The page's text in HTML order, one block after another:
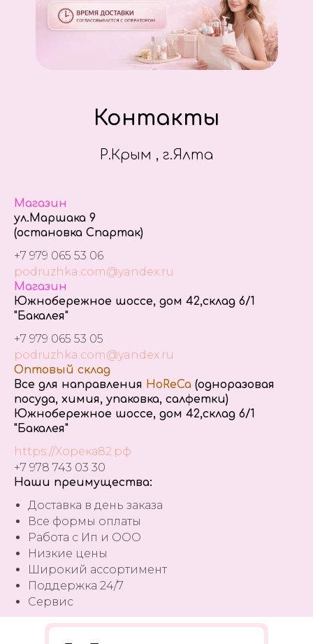
Контакты
Р.Крым , г.Ялта
Магазин
ул.Маршака 9
(остановка Спартак)
+7 979 065 53 06
podruzhka.com@yandex.ru
Магазин
Южнобережное шоссе, дом 42,склад 6/1
"Бакалея"
+7 979 065 53 05
podruzhka.com@yandex.ru
Оптовый склад
Все для направления HoReCa (одноразовая
посуда, химия, упаковка, салфетки)
Южнобережное шоссе, дом 42,склад 6/1
"Бакалея"
https://Хорека82.рф
+7 978 743 03 30
Наши преимущества:
Доставка в день заказа
Все формы оплаты
Работа с Ип и ООО
Низкие цены
Широкий ассортимент
Поддержка 24/7
Сервис